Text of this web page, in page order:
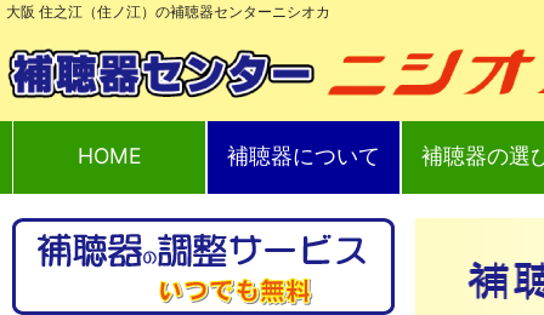
大阪 住之江（住ノ江）の補聴器センターニシオカ
HOME 補聴器について 補聴器の選